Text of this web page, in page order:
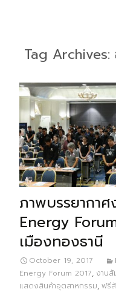
Tag Archives:
ภาพบรรยากา
Energy
เมืองทองธานี
October 19, 2017
Energy Forum 2017, งานสั
แสดงสินค้าอุตสาหกรรม, ฟรี